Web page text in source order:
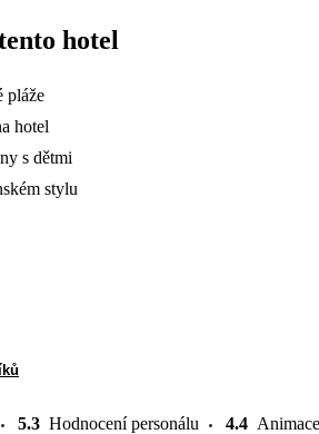
hotel
pláže
hotel
s dětmi
stylu
5.3 Hodnocení personálu 4.4 Animace